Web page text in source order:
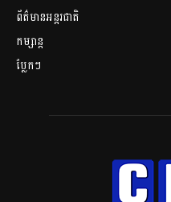
ព័ត៌មានអន្តរជាតិ
កម្សាន្ត
ប្លែកៗ